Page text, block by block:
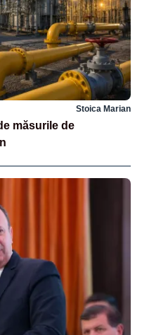
Stoica Marian
măsurile de